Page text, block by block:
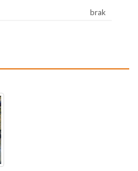
brak